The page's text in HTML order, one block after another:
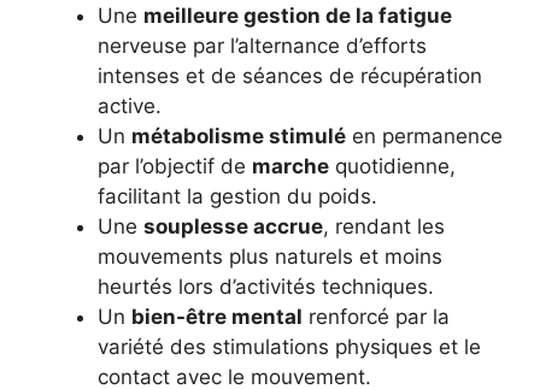
Une meilleure gestion de la fatigue
nerveuse par l’alternance d’efforts
intenses et de séances de récupération
active.
Un métabolisme stimulé en permanence
par l’objectif de marche quotidienne,
facilitant la gestion du poids.
Une souplesse accrue, rendant les
mouvements plus naturels et moins
heurtés lors d’activités techniques.
Un bien-être mental renforcé par la
variété des stimulations physiques et le
contact avec le mouvement.